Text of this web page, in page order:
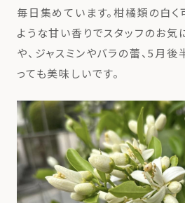
毎日集めています。柑橘類の白く
ような甘い香りでスタッフのお気
や、ジャスミンやバラの蕾、5月
っても美味しいです。